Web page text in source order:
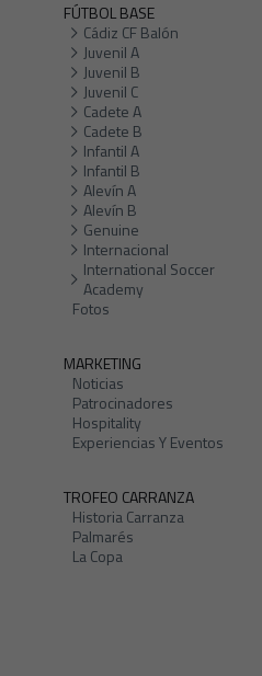
FÚTBOL BASE
Cádiz CF Balón
Juvenil A
Juvenil B
Juvenil C
Cadete A
Cadete B
Infantil A
Infantil B
Alevín A
Alevín B
Genuine
Internacional
International Soccer
Academy
Fotos
MARKETING
Noticias
Patrocinadores
Hospitality
Experiencias Y Eventos
TROFEO CARRANZA
Historia Carranza
Palmarés
La Copa